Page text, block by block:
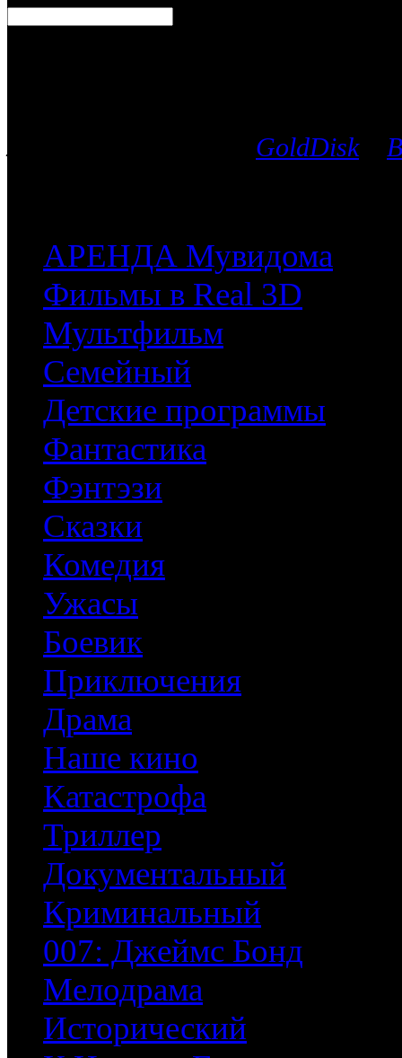
GoldDiskи
АРЕНДА Мувидома
Фильмы в Real 3D
Мультфильм
Семейный
Детские программы
Фантастика
Фэнтэзи
Сказки
Комедия
Ужасы
Боевик
Приключения
Драма
Наше кино
Катастрофа
Триллер
Документальный
Криминальный
007: Джеймс Бонд
Мелодрама
Исторический